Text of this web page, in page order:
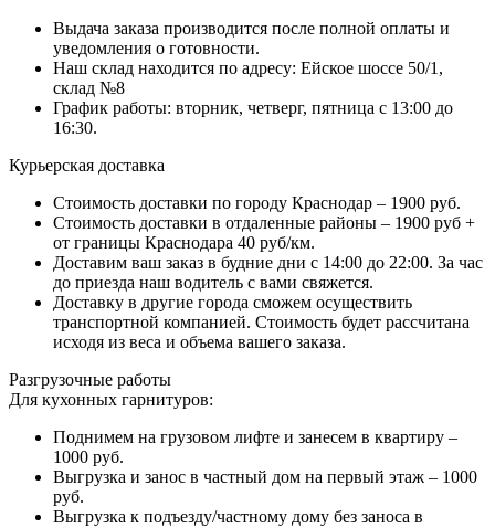
Выдача заказа производится после полной оплаты и
уведомления о готовности.
Наш склад находится по адресу: Ейское шоссе 50/1,
склад №8
График работы: вторник, четверг, пятница с 13:00 до
16:30.
Курьерская доставка
Стоимость доставки по городу Краснодар – 1900 руб.
Стоимость доставки в отдаленные районы – 1900 руб +
от границы Краснодара 40 руб/км.
Доставим ваш заказ в будние дни с 14:00 до 22:00. За час
до приезда наш водитель с вами свяжется.
Доставку в другие города сможем осуществить
транспортной компанией. Стоимость будет рассчитана
исходя из веса и объема вашего заказа.
Разгрузочные работы
Для кухонных гарнитуров:
Поднимем на грузовом лифте и занесем в квартиру –
1000 руб.
Выгрузка и занос в частный дом на первый этаж – 1000
руб.
Выгрузка к подъезду/частному дому без заноса в